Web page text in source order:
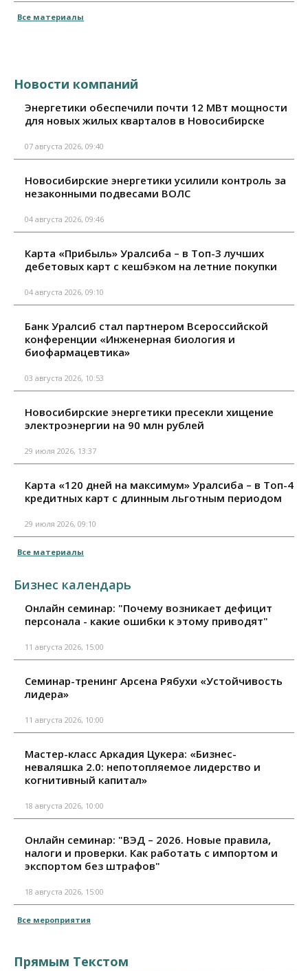
Все материалы
Новости компаний
Энергетики обеспечили почти 12 МВт мощности
для новых жилых кварталов в Новосибирске
07 августа 2026, 09:40
Новосибирские энергетики усилили контроль за
незаконными подвесами ВОЛС
04 августа 2026, 09:46
Карта «Прибыль» Уралсиба – в Топ-3 лучших
дебетовых карт с кешбэком на летние покупки
04 августа 2026, 09:10
Банк Уралсиб стал партнером Всероссийской
конференции «Инженерная биология и
биофармацевтика»
03 августа 2026, 10:53
Новосибирские энергетики пресекли хищение
электроэнергии на 90 млн рублей
29 июля 2026, 13:37
Карта «120 дней на максимум» Уралсиба – в Топ-4
кредитных карт с длинным льготным периодом
29 июля 2026, 09:10
Все материалы
Бизнес календарь
Онлайн семинар: "Почему возникает дефицит
персонала - какие ошибки к этому приводят"
11 августа 2026, 15:00
Семинар-тренинг Арсена Рябухи «Устойчивость
лидера»
11 августа 2026, 10:00
Мастер-класс Аркадия Цукера: «Бизнес-
неваляшка 2.0: непотопляемое лидерство и
когнитивный капитал»
18 августа 2026, 10:00
Онлайн семинар: "ВЭД – 2026. Новые правила,
налоги и проверки. Как работать с импортом и
экспортом без штрафов"
18 августа 2026, 15:00
Все мероприятия
Прямым Текстом